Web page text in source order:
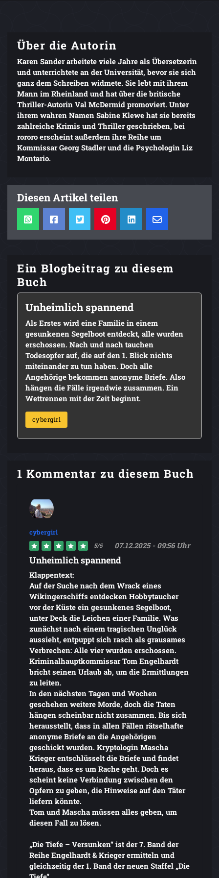
Über die Autorin
Karen Sander arbeitete viele Jahre als Übersetzerin
und unterrichtete an der Universität, bevor sie sich
ganz dem Schreiben widmete. Sie lebt mit ihrem
Mann im Rheinland und hat über die britische
Thriller-Autorin Val McDermid promoviert. Unter
ihrem wahren Namen Sabine Klewe hat sie bereits
zahlreiche Krimis und Thriller geschrieben, bei
rororo erscheint außerdem ihre Reihe um
Kommissar Georg Stadler und die Psychologin Liz
Montario.
Diesen Artikel teilen
Ein Blogbeitrag zu diesem
Buch
Unheimlich spannend
Als Erstes wird eine Familie in einem
gesunkenen Segelboot entdeckt, alle wurden
erschossen. Nach und nach tauchen
Todesopfer auf, die auf den 1. Blick nichts
miteinander zu tun haben. Doch alle
Angehörige bekommen anonyme Briefe. Also
hängen die Fälle irgendwie zusammen. Ein
Wettrennen mit der Zeit beginnt.
cybergirl
1 Kommentar zu diesem Buch
cybergirl
5/5 07.12.2025 - 09:56 Uhr
Unheimlich spannend
Klappentext:
Auf der Suche nach dem Wrack eines
Wikingerschiffs entdecken Hobbytaucher
vor der Küste ein gesunkenes Segelboot,
unter Deck die Leichen einer Familie. Was
zunächst nach einem tragischen Unglück
aussieht, entpuppt sich rasch als grausames
Verbrechen: Alle vier wurden erschossen.
Kriminalhauptkommissar Tom Engelhardt
bricht seinen Urlaub ab, um die Ermittlungen
zu leiten.
In den nächsten Tagen und Wochen
geschehen weitere Morde, doch die Taten
hängen scheinbar nicht zusammen. Bis sich
herausstellt, dass in allen Fällen rätselhafte
anonyme Briefe an die Angehörigen
geschickt wurden. Kryptologin Mascha
Krieger entschlüsselt die Briefe und findet
heraus, dass es um Rache geht. Doch es
scheint keine Verbindung zwischen den
Opfern zu geben, die Hinweise auf den Täter
liefern könnte.
Tom und Mascha müssen alles geben, um
diesen Fall zu lösen.
„Die Tiefe – Versunken“ ist der 7. Band der
Reihe Engelhardt & Krieger ermitteln und
gleichzeitig der 1. Band der neuen Staffel „Die